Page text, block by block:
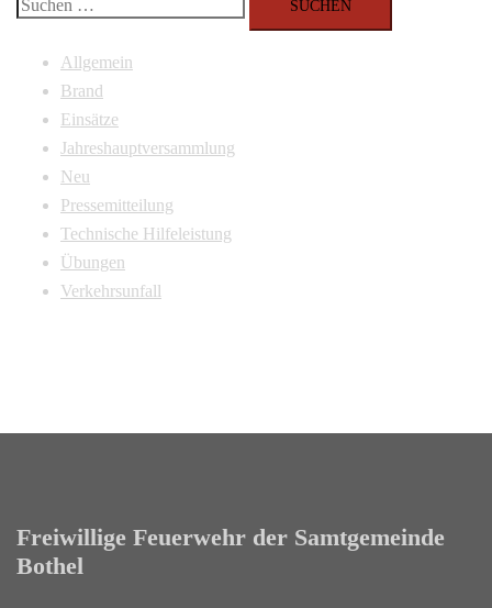
Allgemein
Brand
Einsätze
Jahreshauptversammlung
Neu
Pressemitteilung
Technische Hilfeleistung
Übungen
Verkehrsunfall
Freiwillige Feuerwehr der Samtgemeinde
Bothel